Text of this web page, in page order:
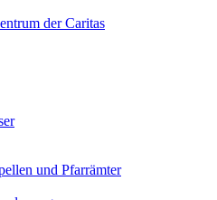
der Caritas
und Pfarrämter